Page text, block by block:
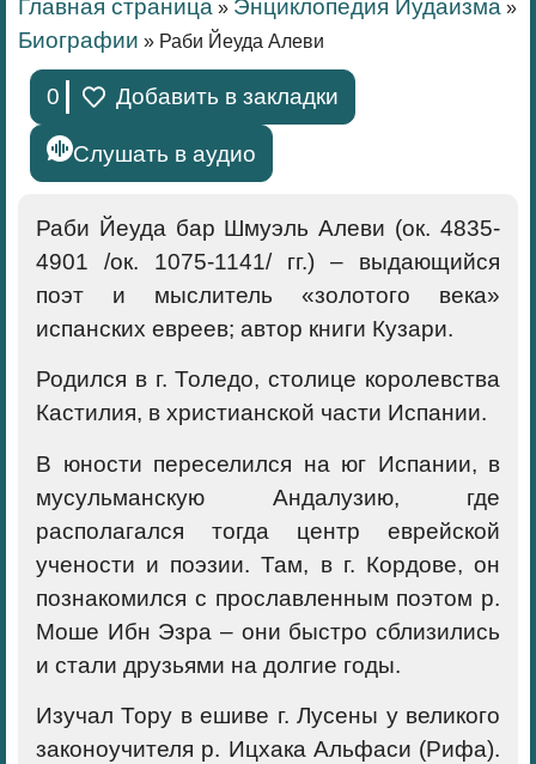
Главная страница » Энциклопедия Иудаизма »
Биографии » Раби Йеуда Алеви
0 Добавить в закладки
Слушать в аудио
Раби Йеуда бар Шмуэль Алеви (ок. 4835-
4901 /ок. 1075-1141/ гг.) – выдающийся
поэт и мыслитель «золотого века»
испанских евреев; автор книги Кузари.
Родился в г. Толедо, столице королевства
Кастилия, в христианской части Испании.
В юности переселился на юг Испании, в
мусульманскую Андалузию, где
располагался тогда центр еврейской
учености и поэзии. Там, в г. Кордове, он
познакомился с прославленным поэтом р.
Моше Ибн Эзра – они быстро сблизились
и стали друзьями на долгие годы.
Изучал Тору в ешиве г. Лусены у великого
законоучителя р. Ицхака Альфаси (Рифа).